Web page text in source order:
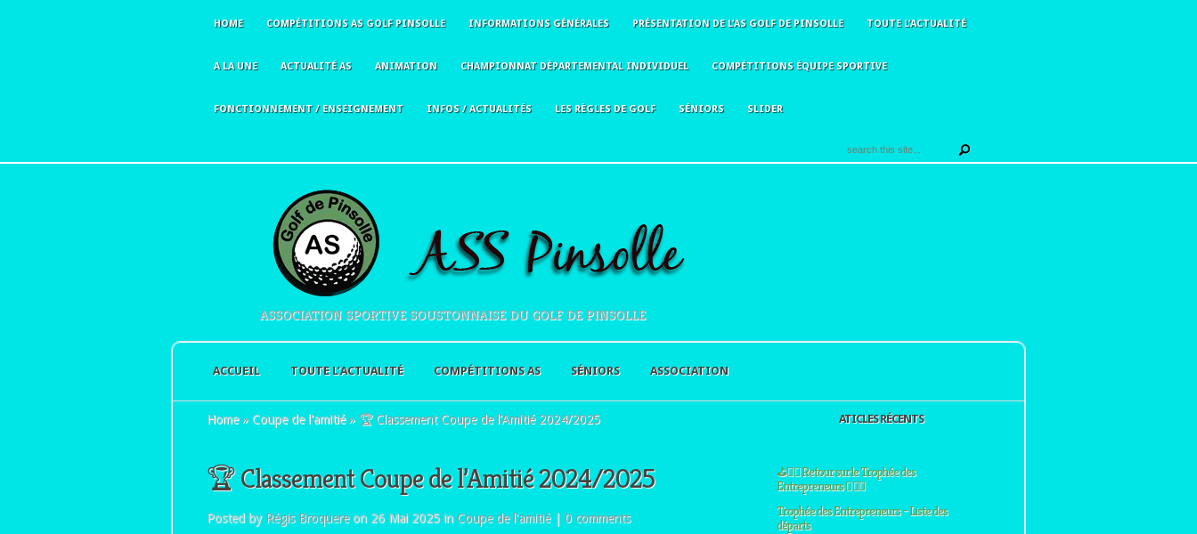
HOME COMPÉTITIONS AS GOLF PINSOLLE INFORMATIONS GÉNÉRALES PRÉSENTATION DE L’AS GOLF DE PINSOLLE TOUTE L’ACTUALITÉ
A LA UNE ACTUALITÉ AS ANIMATION CHAMPIONNAT DÉPARTEMENTAL INDIVIDUEL COMPÉTITIONS ÉQUIPE SPORTIVE
FONCTIONNEMENT / ENSEIGNEMENT INFOS / ACTUALITÉS LES RÈGLES DE GOLF SÉNIORS SLIDER
ASSOCIATION SPORTIVE SOUSTONNAISE DU GOLF DE PINSOLLE
ACCUEIL TOUTE L’ACTUALITÉ COMPÉTITIONS AS SÉNIORS ASSOCIATION
Home » Coupe de l'amitié » 🏆 Classement Coupe de l’Amitié 2024/2025
🏆 Classement Coupe de l’Amitié 2024/2025
Posted by Régis Broquereon 26 Mai 2025 inCoupe de l'amitié| 0 comments
ATICLES RÉCENTS
⛳🏌️‍♀️ Retour sur le Trophée des
Entrepreneurs 🏌️‍♂️⛳
Trophée des Entrepreneurs – Liste des
départs